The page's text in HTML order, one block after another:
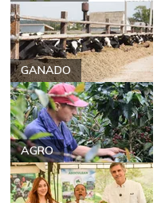
GANADO
AGRO